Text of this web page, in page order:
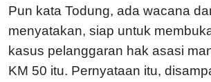
Pun kata Todung, ada wacana
menyatakan, siap untuk
kasus pelanggaran hak asasi
KM 50 itu. Pernyataan itu,